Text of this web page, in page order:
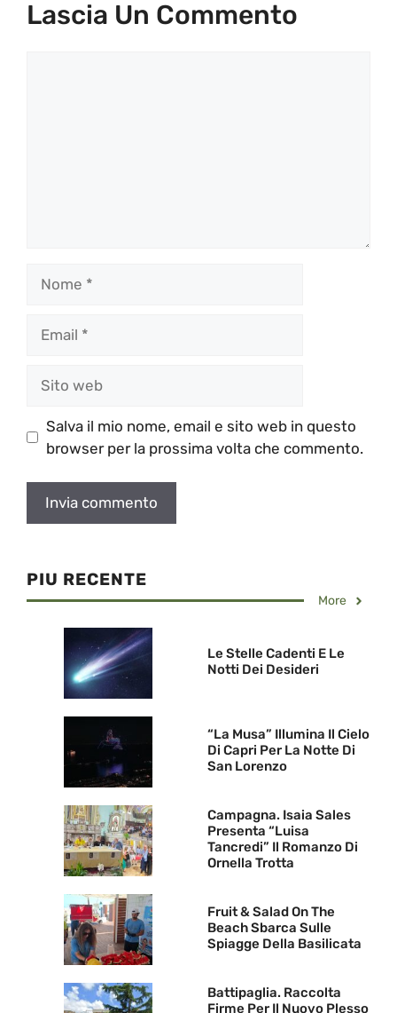
Lascia Un Commento
web
Salva il mio nome, email e sito web in questo
browser per la prossima volta che commento.
PIU RECENTE
More
Le Stelle Cadenti E Le
Notti Dei Desideri
“La Musa” Illumina Il Cielo
Di Capri Per La Notte Di
San Lorenzo
Campagna. Isaia Sales
Presenta “Luisa
Tancredi” Il Romanzo Di
Ornella Trotta
Fruit & Salad On The
Beach Sbarca Sulle
Spiagge Della Basilicata
Battipaglia. Raccolta
Firme Per Il Nuovo Plesso